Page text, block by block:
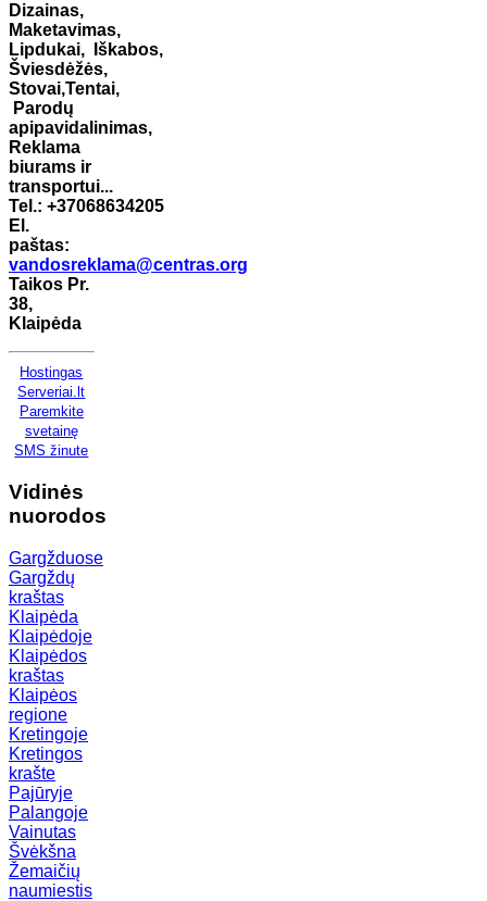
Dizainas,
Maketavimas,
Lipdukai,
Iškabos,
Šviesdėžės,
Stovai,Tentai,
Parodų
apipavidalinimas,
Reklama
biurams ir
transportui...
Tel.: +37068634205
El.
paštas:
vandosreklama@centras.org
Taikos Pr.
38,
Klaipėda
Hostingas
Serveriai.lt
Paremkite
svetainę
SMS žinute
Vidinės
nuorodos
Gargžduose
Gargždų
kraštas
Klaipėda
Klaipėdoje
Klaipėdos
kraštas
Klaipėos
regione
Kretingoje
Kretingos
krašte
Pajūryje
Palangoje
Vainutas
Švėkšna
Žemaičių
naumiestis